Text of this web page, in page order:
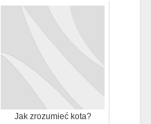
Jak zrozumieć kota?